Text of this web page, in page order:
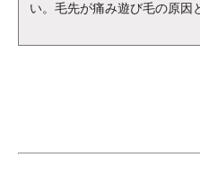
い。毛先が痛み遊び毛の原因